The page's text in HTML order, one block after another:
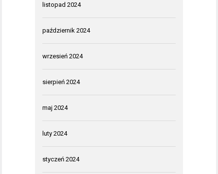
listopad 2024
październik 2024
wrzesień 2024
sierpień 2024
maj 2024
luty 2024
styczeń 2024